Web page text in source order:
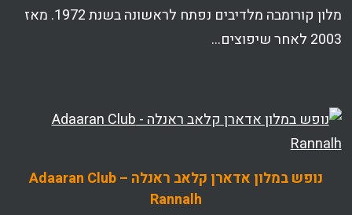
מלון קורומבה מלדיבים נפתח לראשונה בשנת 1972. מאז
2003 לאחר שיפוצים…
נופש במלון אדארן קלאב ראנלה – Adaaran Club
Rannalh